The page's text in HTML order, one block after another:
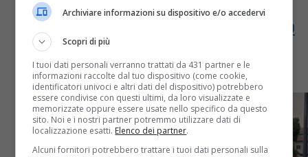
Guerra ai furbetti delle bici a noleggio
Presto nuovi meccanismi di controllo e sicurezza,
servirà anche la carta d’identità
Archiviare informazioni su dispositivo e/o accedervi
Scopri di più
I tuoi dati personali verranno trattati da 431 partner e le
informazioni raccolte dal tuo dispositivo (come cookie,
identificatori univoci e altri dati del dispositivo) potrebbero
essere condivise con questi ultimi, da loro visualizzate e
memorizzate oppure essere usate nello specifico da questo
sito. Noi e i nostri partner potremmo utilizzare dati di
localizzazione esatti. Elenco dei partner.
Alcuni fornitori potrebbero trattare i tuoi dati personali sulla